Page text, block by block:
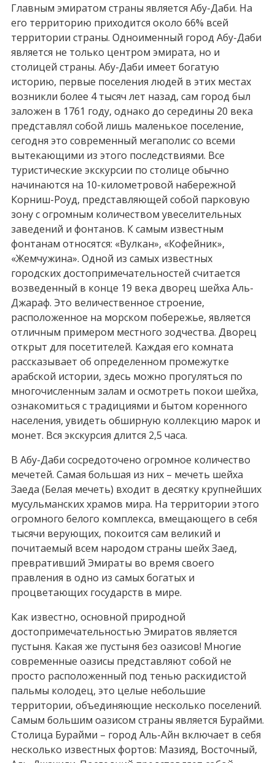
Главным эмиратом страны является Абу-Даби. На
его территорию приходится около 66% всей
территории страны. Одноименный город Абу-Даби
является не только центром эмирата, но и
столицей страны. Абу-Даби имеет богатую
историю, первые поселения людей в этих местах
возникли более 4 тысяч лет назад, сам город был
заложен в 1761 году, однако до середины 20 века
представлял собой лишь маленькое поселение,
сегодня это современный мегаполис со всеми
вытекающими из этого последствиями. Все
туристические экскурсии по столице обычно
начинаются на 10-километровой набережной
Корниш-Роуд, представляющей собой парковую
зону с огромным количеством увеселительных
заведений и фонтанов. К самым известным
фонтанам относятся: «Вулкан», «Кофейник»,
«Жемчужина». Одной из самых известных
городских достопримечательностей считается
возведенный в конце 19 века дворец шейха Аль-
Джараф. Это величественное строение,
расположенное на морском побережье, является
отличным примером местного зодчества. Дворец
открыт для посетителей. Каждая его комната
рассказывает об определенном промежутке
арабской истории, здесь можно прогуляться по
многочисленным залам и осмотреть покои шейха,
ознакомиться с традициями и бытом коренного
населения, увидеть обширную коллекцию марок и
монет. Вся экскурсия длится 2,5 часа.
В Абу-Даби сосредоточено огромное количество
мечетей. Самая большая из них – мечеть шейха
Заеда (Белая мечеть) входит в десятку крупнейших
мусульманских храмов мира. На территории этого
огромного белого комплекса, вмещающего в себя
тысячи верующих, покоится сам великий и
почитаемый всем народом страны шейх Заед,
превративший Эмираты во время своего
правления в одно из самых богатых и
процветающих государств в мире.
Как известно, основной природной
достопримечательностью Эмиратов является
пустыня. Какая же пустыня без оазисов! Многие
современные оазисы представляют собой не
просто расположенный под тенью раскидистой
пальмы колодец, это целые небольшие
территории, объединяющие несколько поселений.
Самым большим оазисом страны является Бурайми.
Столица Бурайми – город Аль-Айн включает в себя
несколько известных фортов: Мазияд, Восточный,